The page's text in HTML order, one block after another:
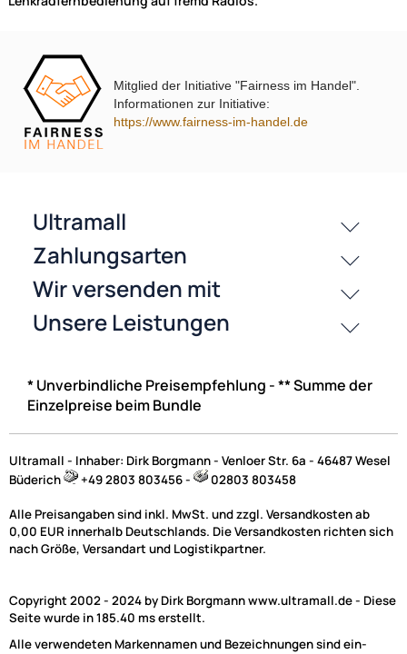
Zur Zeit nicht lieferbar!
Lenkradfernbedienungsadapter kompatibel mit Chrysler Jeep
69,- €
Preise inkl. ges. MwSt.
Chrysler Jeep Lenkradinterface,
Lenkradfernbedienungsadapter, Can-Bus
Lenkradfernbedienung.
Lenkradfernbedienungsadapter f�r Ihren Chrysler
Lenkradfernbedienung auf fremd Radios.
Mitglied der Initiative "Fairness im Handel".
Informationen zur Initiative:
https://www.fairness-im-handel.de
* Unverbindliche Preisempfehlung - ** Summe der
Einzelpreise beim Bundle
Ultramall - Inhaber: Dirk Borgmann - Venloer Str. 6a - 46487 Wesel
Büderich
+49 2803 803456 - 02803 803458
Alle Preisangaben sind inkl. MwSt. und zzgl. Versandkosten ab
0,00 EUR innerhalb Deutschlands. Die Versandkosten richten sich
nach Größe, Versandart und Logistikpartner.
Copyright 2002 - 2024 by Dirk Borgmann www.ultramall.de - Diese
Seite wurde in 185.40 ms erstellt.
Alle verwendeten Markennamen und Bezeichnungen sind ein-